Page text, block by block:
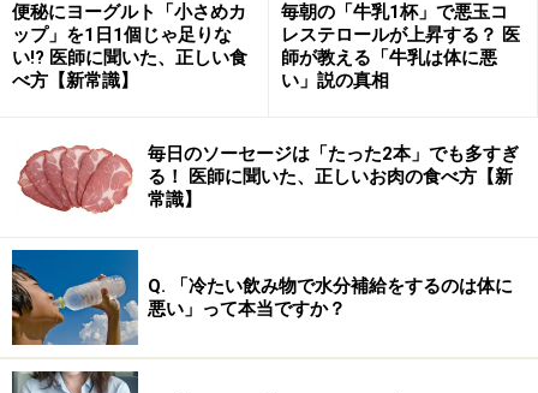
米に水を加えて加熱することで、高分子（大きな分子）
のデンプンが、より高分子のデンプンに変化
の大きなデンプンが隠れ食物繊維の正体です。
通常のデンプンの粒子よりさらに分子量が大きいので消
化管では、ブドウ糖まで分解することができません。こ
の分解できなかった分が食物繊維となります。
【ご飯と野菜を食べましょう！】
便秘にヨーグルト「小さめカ
ップ」を1日1個じゃ足りな
い!? 医師に聞いた、正しい食
べ方【新常識】
毎朝の「牛乳1杯」で悪玉コ
レステロールが上昇する？ 医
師が教える「牛乳は体に悪
い」説の真相
毎日のソーセージは「たった2本」でも多すぎ
る！ 医師に聞いた、正しいお肉の食べ方【新
常識】
Q. 「冷たい飲み物で水分補給をするのは体に
悪い」って本当ですか？